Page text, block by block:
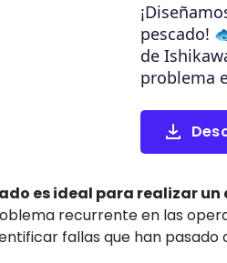
pescado!
de
problema
es ideal para realizar
recurrente en las
fallas que han pasado